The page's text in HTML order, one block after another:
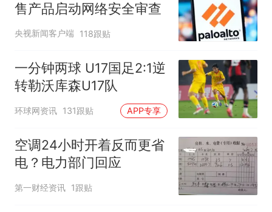
售产品启动网络安全审查
央视新闻客户端 118跟贴
一分钟两球 U17国足2:1逆
转勒沃库森U17队
环球网资讯 131跟贴 APP专享
空调24小时开着反而更省
电？电力部门回应
第一财经资讯 1跟贴